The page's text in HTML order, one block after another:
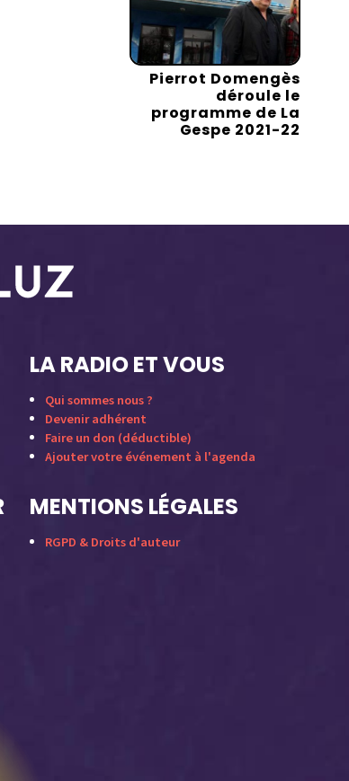
Pierrot Domengès
déroule le
programme de La
Gespe 2021-22
LA RADIO ET VOUS
Qui sommes nous ?
Devenir adhérent
Faire un don (déductible)
Ajouter votre événement à l'agenda
MENTIONS LÉGALES
RGPD & Droits d'auteur